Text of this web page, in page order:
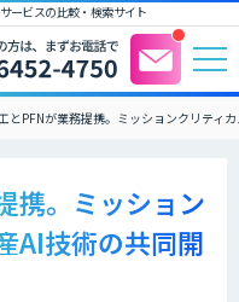
ービスの比較・検索サイト
とPFNが業務提携。ミッションクリティ
携。ミッション
AI技術の共同開